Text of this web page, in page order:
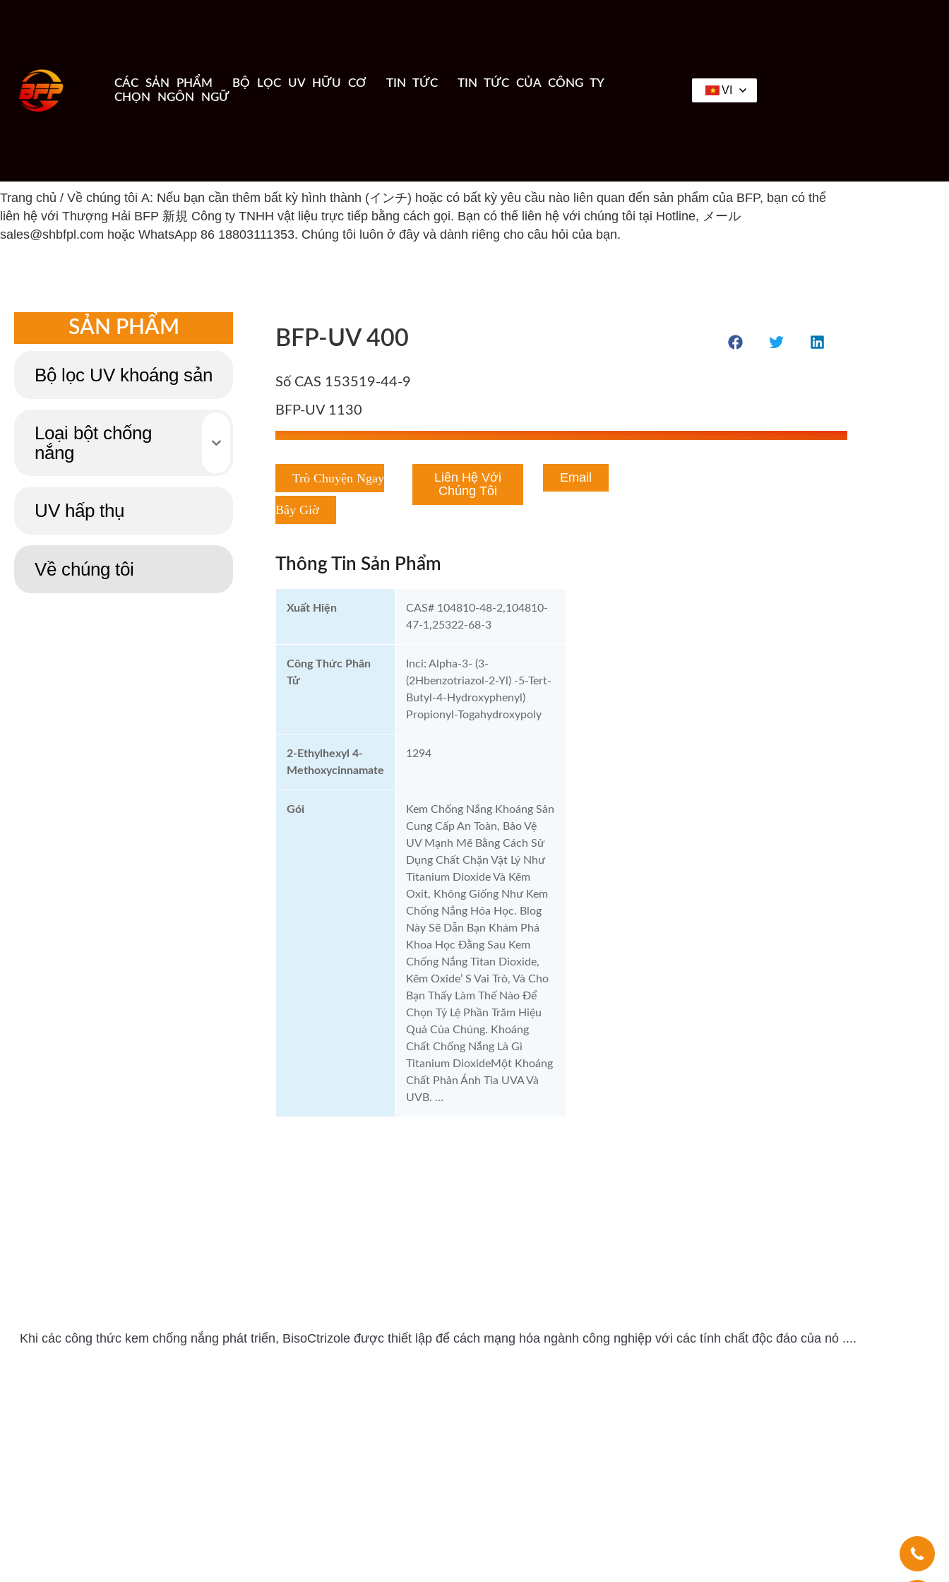
CÁC SẢN PHẨM BỘ LỌC UV HỮU CƠ TIN TỨC
TIN TỨC CỦA CÔNG TY
CHỌN NGÔN NGỮ
VI
Trang chủ / Về chúng tôi A: Nếu bạn cần thêm bất kỳ hình thành (インチ) hoặc có bất kỳ yêu cầu nào liên quan đến sản phẩm của BFP, bạn có thể
liên hệ với Thượng Hải BFP 新規 Công ty TNHH vật liệu trực tiếp bằng cách gọi. Bạn có thể liên hệ với chúng tôi tại Hotline, メール
sales@shbfpl.com hoặc WhatsApp 86 18803111353. Chúng tôi luôn ở đây và dành riêng cho câu hỏi của bạn.
SẢN PHẨM
Bộ lọc UV khoáng sản
Loại bột chống
nắng
UV hấp thụ
Về chúng tôi
BFP-UV 400
Số CAS 153519-44-9
BFP-UV 1130
Trò Chuyện Ngay
Bây Giờ
Liên Hệ Với
Chúng Tôi
Email
Thông Tin Sản Phẩm
Xuất Hiện
CAS# 104810-48-2,104810-
47-1,25322-68-3
Công Thức Phân
Tử
Inci: Alpha-3- (3-
(2Hbenzotriazol-2-Yl) -5-Tert-
Butyl-4-Hydroxyphenyl)
Propionyl-Togahydroxypoly
2-Ethylhexyl 4-
Methoxycinnamate
1294
Gói
Kem Chống Nắng Khoáng Sản
Cung Cấp An Toàn, Bảo Vệ
UV Mạnh Mẽ Bằng Cách Sử
Dụng Chất Chặn Vật Lý Như
Titanium Dioxide Và Kẽm
Oxit, Không Giống Như Kem
Chống Nắng Hóa Học. Blog
Này Sẽ Dẫn Bạn Khám Phá
Khoa Học Đằng Sau Kem
Chống Nắng Titan Dioxide,
Kẽm Oxide’ S Vai Trò, Và Cho
Bạn Thấy Làm Thế Nào Để
Chọn Tỷ Lệ Phần Trăm Hiệu
Quả Của Chúng. Khoáng
Chất Chống Nắng Là Gì
Titanium DioxideMột Khoáng
Chất Phản Ánh Tia UVA Và
UVB. …
Khi các công thức kem chống nắng phát triển, BisoCtrizole được thiết lập để cách mạng hóa ngành công nghiệp với các tính chất độc đáo của nó ....